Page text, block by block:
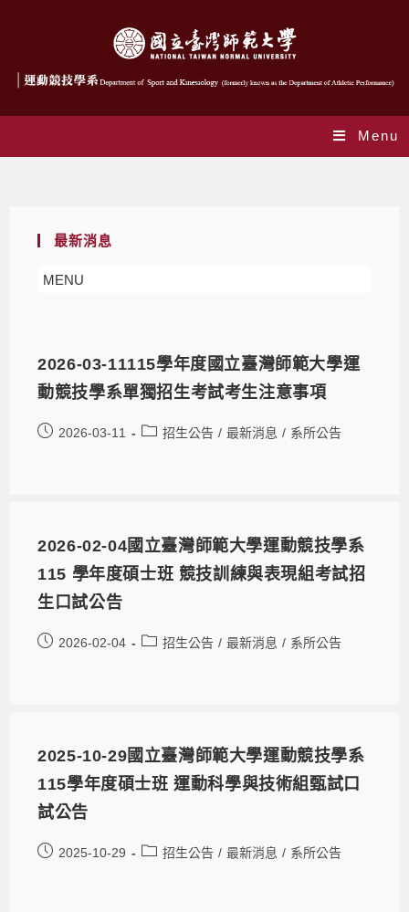
Menu
最新消息
MENU
2026-03-11115學年度國立臺灣師範大學運
動競技學系單獨招生考試考生注意事項
2026-03-11 招生公告 / 最新消息 / 系所公告
2026-02-04國立臺灣師範大學運動競技學系
115 學年度碩士班 競技訓練與表現組考試招
生口試公告
2026-02-04 招生公告 / 最新消息 / 系所公告
2025-10-29國立臺灣師範大學運動競技學系
115學年度碩士班 運動科學與技術組甄試口
試公告
2025-10-29 招生公告 / 最新消息 / 系所公告